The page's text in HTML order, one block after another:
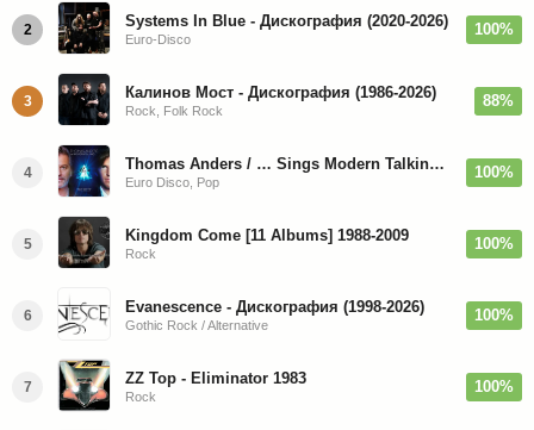
2 Systems In Blue - Дискография (2020-2026)
Euro-Disco
100%
3 Калинов Мост - Дискография (1986-2026)
Rock, Folk Rock
88%
4 Thomas Anders / … Sings Modern Talking: The Best hi-res
Euro Disco, Pop
100%
5 Kingdom Come [11 Albums] 1988-2009
Rock
100%
6 Evanescence - Дискография (1998-2026)
Gothic Rock / Alternative
100%
7 ZZ Top - Eliminator 1983
Rock
100%